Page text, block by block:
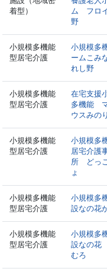
着型）
ム フロ
野
小規模多機能
型居宅介護
小規模多
ームこみ
れし野
小規模多機能
型居宅介護
在宅支援
多機能
ウスみのり
小規模多機能
型居宅介護
小規模多
居宅介護
所 どっ
ょ
小規模多機能
型居宅介護
小規模多
設なの花
小規模多機能
型居宅介護
小規模多
設なの花
むろ